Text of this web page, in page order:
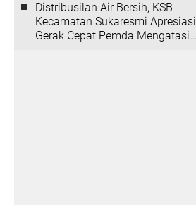
Distribusilan Air Bersih, KSB
Kecamatan Sukaresmi Apresiasi
Gerak Cepat Pemda Mengatasi